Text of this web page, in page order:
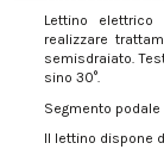
Lettino
realizzare
semisdraiato.
sino 30°.
Segmento
Il lettino dispone